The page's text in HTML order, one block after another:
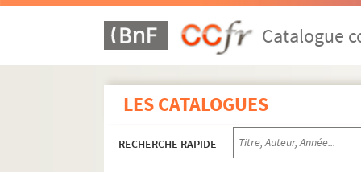
Catalogue
LES CATALOGUES
RECHERCHE RAPIDE